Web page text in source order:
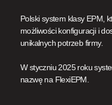
Polski system klasy EPM,
możliwości konfiguracji i
unikalnych potrzeb firmy.
W styczniu 2025 roku
nazwę na FlexiEPM.